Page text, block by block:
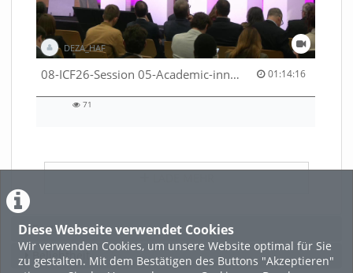
Diese Webseite verwendet Cookies
Wir verwenden Cookies, um unsere Website optimal für Sie
zu gestalten. Mit dem Bestätigen des Buttons "Akzeptieren"
DEZA_HAF
08-ICF26-Session 05-Academic-innovation-meets-international-cooperation-53529531670001791 01:14:16
01:14:16 duration
71
Featured
Beliebtheit